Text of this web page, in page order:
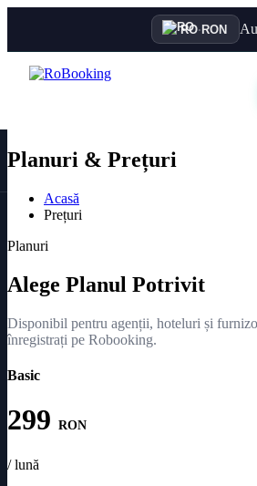
RO·RON
Planuri & Prețuri
Acasă
Prețuri
Planuri
Alege Planul Potrivit
Disponibil pentru agenții, hoteluri și
înregistrați pe Robooking.
Basic
299 RON
/ lună